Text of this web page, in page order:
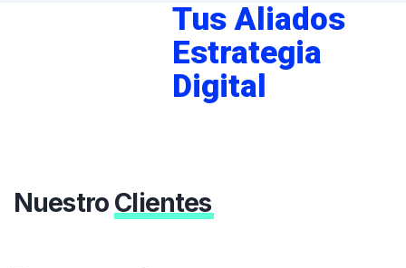
Tus Aliados
Estrategia
Digital
Nuestro Clientes